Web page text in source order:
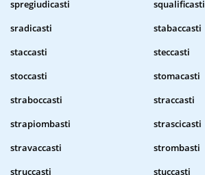
spregiudicasti
squalificasti
sradicasti
stabaccasti
staccasti
steccasti
stoccasti
stomacasti
straboccasti
straccasti
strapiombasti
strascicasti
stravaccasti
strombasti
struccasti
stuccasti